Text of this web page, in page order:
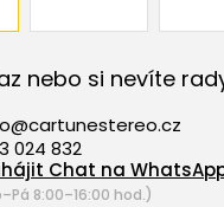
nebo si nevíte
024 832
Chat na
8:00–16:00 hod.)